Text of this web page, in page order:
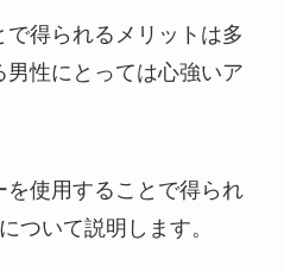
得られるメリットは多
男性にとっては心強いア
を使用することで得られ
ついて説明します。